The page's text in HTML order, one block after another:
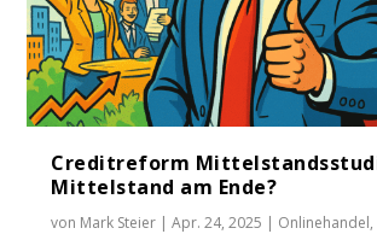
Creditreform
Mittelstand am Ende?
von Mark Steier |Apr. 24, 2025 | Onlinehandel,